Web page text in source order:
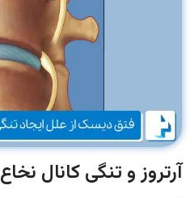
آرتروز و تنگی کانال نخاع